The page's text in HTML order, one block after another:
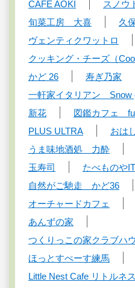
CAFE AOKI スノウ
旬菜工房 大喜
久
ヴェンティクワットロ
クッキング・チーズ（
かど 26
寿ぎ乃家
一軒家イタリアン Snow
新花
図鑑カフェ
PLUS ULTRA
おは
うま味地酒処 力酔
玉寿司
たべものや
自然がご馳走 かど36
オーチャードカフェ
あんずの家
つくりっこの家クラブハ
ほっとすぺーす練馬
Little Nest Cafe リトルネ